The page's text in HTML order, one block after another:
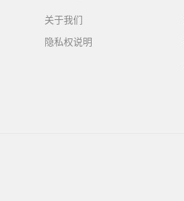
关于我们
隐私权说明